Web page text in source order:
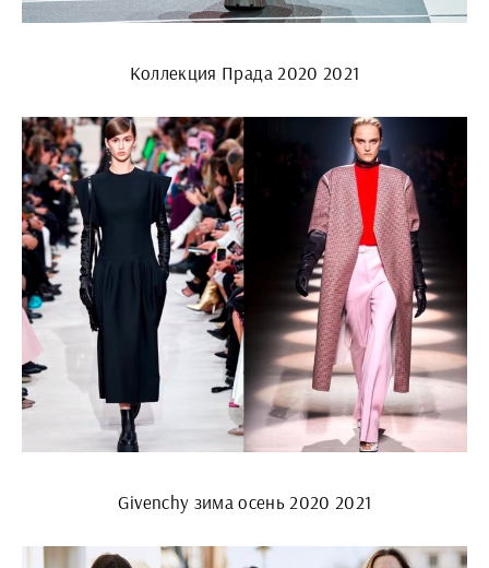
Коллекция Прада 2020 2021
Givenchy зима осень 2020 2021